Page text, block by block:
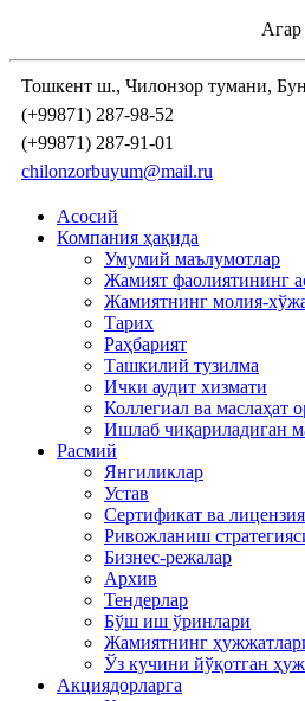
Агар
Тошкент ш., Чилонзор тумани,
(+99871) 287-98-52
(+99871) 287-91-01
chilonzorbuyum@mail.ru
Асосий
Компания ҳақида
Умумий маълумотлар
Жамият фаолиятининг
Жамиятнинг молия-
Тарих
Раҳбарият
Ташкилий тузилма
Ички аудит хизмати
Коллегиал ва маслаҳат
Ишлаб чиқариладиган
Расмий
Янгиликлар
Устав
Сертификат ва
Ривожланиш
Бизнес-режалар
Архив
Тендерлар
Бўш иш ўринлари
Жамиятнинг
Ўз кучини йўқотган
Акциядорларга